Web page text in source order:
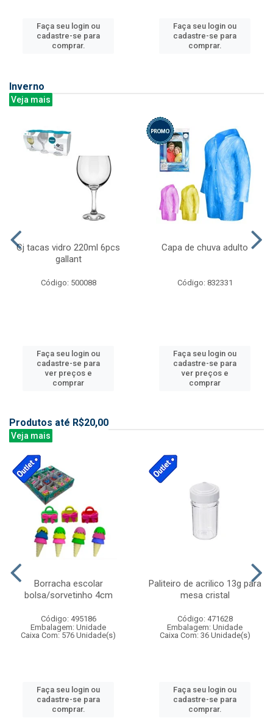
Faça seu login ou
cadastre-se para
comprar.
Faça seu login ou
cadastre-se para
comprar.
Inverno
Veja mais
Cj tacas vidro 220ml 6pcs
gallant
Código: 500088
Faça seu login ou
cadastre-se para
ver preços e
comprar
Capa de chuva adulto
Código: 832331
Faça seu login ou
cadastre-se para
ver preços e
comprar
Produtos até R$20,00
Veja mais
Borracha escolar
bolsa/sorvetinho 4cm
Código: 495186
Embalagem: Unidade
Caixa Com: 576 Unidade(s)
Faça seu login ou
cadastre-se para
comprar.
Paliteiro de acrilico 13g para
mesa cristal
Código: 471628
Embalagem: Unidade
Caixa Com: 36 Unidade(s)
Faça seu login ou
cadastre-se para
comprar.